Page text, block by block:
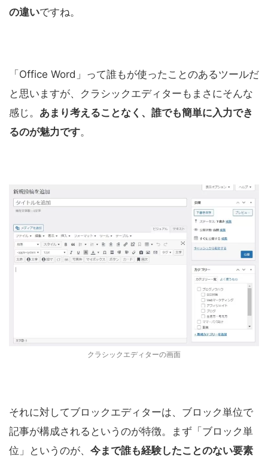
の違いですね。
「Office Word」って誰もが使ったことのあるツールだ
と思いますが、クラシックエディターもまさにそんな
感じ。 あまり考えることなく、誰でも簡単に入力でき
るのが魅力です。
クラシックエディターの画面
それに対してブロックエディターは、ブロック単位で
記事が構成されるというのが特徴。まず「ブロック単
位」というのが、 今まで誰も経験したことのない要素